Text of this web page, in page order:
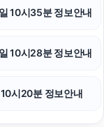
10시35분 정보안내
10시28분 정보안내
시20분 정보안내